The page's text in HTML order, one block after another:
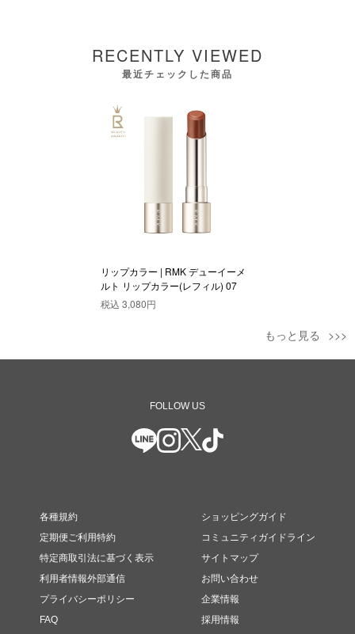
RECENTLY VIEWED
最近チェックした商品
リップカラー | RMK デューイーメ
ルト リップカラー(レフィル) 07
税込 3,080円
もっと見る
FOLLOW US
各種規約
定期便ご利用特約
特定商取引法に基づく表示
利用者情報外部通信
プライバシーポリシー
FAQ
ショッピングガイド
コミュニティガイドライン
サイトマップ
お問い合わせ
企業情報
採用情報